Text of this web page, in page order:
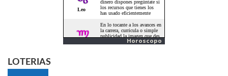
Horoscopo
LOTERIAS